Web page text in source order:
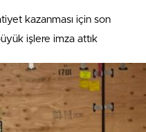
kazanması için son
işlere imza attık